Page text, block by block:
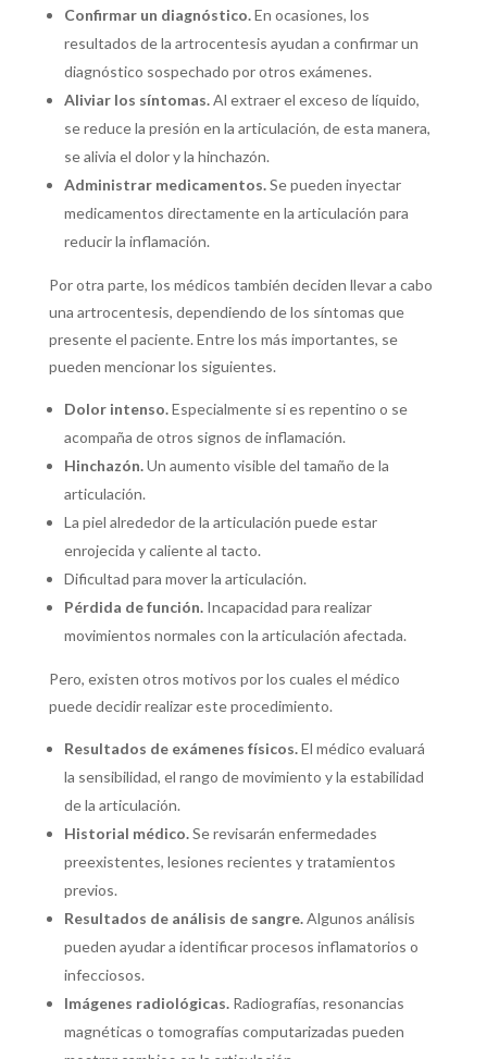
Confirmar un diagnóstico.En ocasiones, los
resultados de la artrocentesis ayudan a confirmar un
diagnóstico sospechado por otros exámenes.
Aliviar los síntomas.Al extraer el exceso de líquido,
se reduce la presión en la articulación, de esta manera,
se alivia el dolor y la hinchazón.
Administrar medicamentos.Se pueden inyectar
medicamentos directamente en la articulación para
reducir la inflamación.
Por otra parte, los médicos también deciden llevar a cabo
una artrocentesis, dependiendo de los síntomas que
presente el paciente. Entre los más importantes, se
pueden mencionar los siguientes.
Dolor intenso.Especialmente si es repentino o se
acompaña de otros signos de inflamación.
Hinchazón.Un aumento visible del tamaño de la
articulación.
La piel alrededor de la articulación puede estar
enrojecida y caliente al tacto.
Dificultad para mover la articulación.
Pérdida de función.Incapacidad para realizar
movimientos normales con la articulación afectada.
Pero, existen otros motivos por los cuales el médico
puede decidir realizar este procedimiento.
Resultados de exámenes físicos.El médico evaluará
la sensibilidad, el rango de movimiento y la estabilidad
de la articulación.
Historial médico.Se revisarán enfermedades
preexistentes, lesiones recientes y tratamientos
previos.
Resultados de análisis de sangre.Algunos análisis
pueden ayudar a identificar procesos inflamatorios o
infecciosos.
Imágenes radiológicas.Radiografías, resonancias
magnéticas o tomografías computarizadas pueden